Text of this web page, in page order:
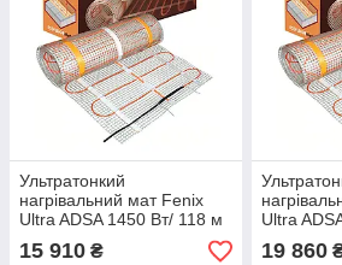
Ультратонкий
нагрівальний мат Fenix
Ultra ADSA 1450 Вт/ 118 м
15 910 ₴
Ultra
19 860